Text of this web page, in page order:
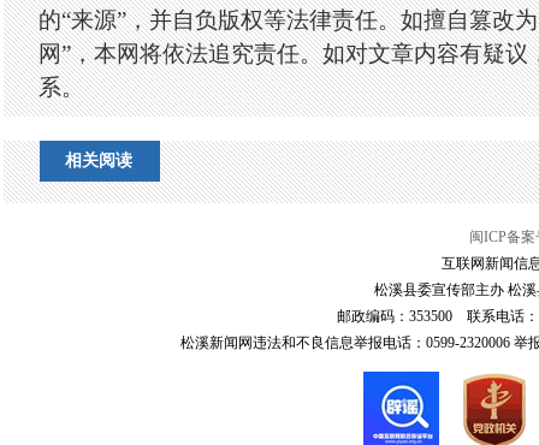
的“来源”，并自负版权等法律责任。如擅自篡改
网”，本网将依法追究责任。如对文章内容有疑议
系。
相关阅读
闽ICP备案
互联网新闻信
松溪县委宣传部主办 松
邮政编码：353500 联系电话：
松溪新闻网违法和不良信息举报电话：0599-2320006 举